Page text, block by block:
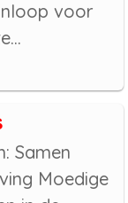
voor
Samen
Moedige